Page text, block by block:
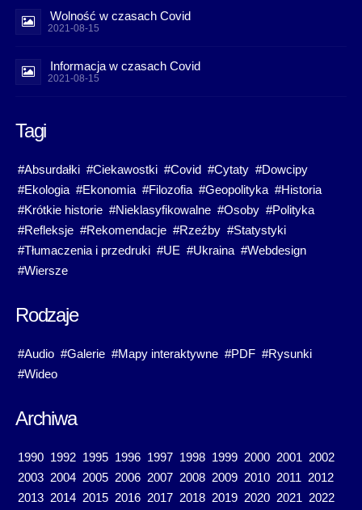
Wolność w czasach Covid
2021-08-15
Informacja w czasach Covid
2021-08-15
Tagi
#Absurdałki #Ciekawostki #Covid #Cytaty #Dowcipy
#Ekologia #Ekonomia #Filozofia #Geopolityka #Historia
#Krótkie historie #Nieklasyfikowalne #Osoby #Polityka
#Refleksje #Rekomendacje #Rzeźby #Statystyki
#Tłumaczenia i przedruki #UE #Ukraina #Webdesign
#Wiersze
Rodzaje
#Audio #Galerie #Mapy interaktywne #PDF #Rysunki
#Wideo
Archiwa
1990 1992 1995 1996 1997 1998 1999 2000 2001 2002
2003 2004 2005 2006 2007 2008 2009 2010 2011 2012
2013 2014 2015 2016 2017 2018 2019 2020 2021 2022